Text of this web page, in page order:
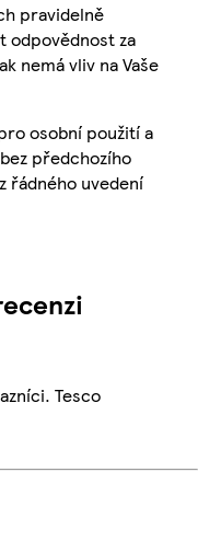
pravidelně
odpovědnost za
nemá vliv na Vaše
osobní použití a
předchozího
řádného uvedení
Tesco